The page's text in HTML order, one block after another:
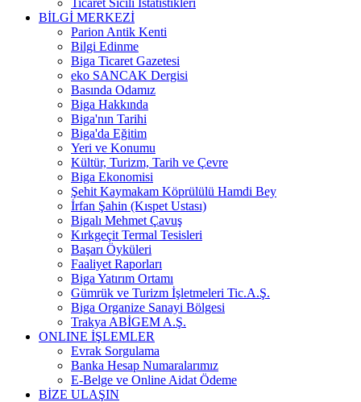
Ticaret Sicili İstatistikleri
BİLGİ MERKEZİ
Parion Antik Kenti
Bilgi Edinme
Biga Ticaret Gazetesi
eko SANCAK Dergisi
Basında Odamız
Biga Hakkında
Biga'nın Tarihi
Biga'da Eğitim
Yeri ve Konumu
Kültür, Turizm, Tarih ve Çevre
Biga Ekonomisi
Şehit Kaymakam Köprülülü Hamdi Bey
İrfan Şahin (Kıspet Ustası)
Bigalı Mehmet Çavuş
Kırkgeçit Termal Tesisleri
Başarı Öyküleri
Faaliyet Raporları
Biga Yatırım Ortamı
Gümrük ve Turizm İşletmeleri Tic.A.Ş.
Biga Organize Sanayi Bölgesi
Trakya ABİGEM A.Ş.
ONLINE İŞLEMLER
Evrak Sorgulama
Banka Hesap Numaralarımız
E-Belge ve Online Aidat Ödeme
BİZE ULAŞIN